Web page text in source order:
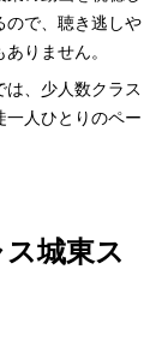
ので、聴き逃しや
りません。
、少人数クラス
一人ひとりのペー
城東ス